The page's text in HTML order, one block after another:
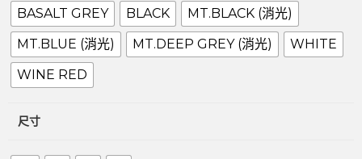
BASALT GREY BLACK
MT.BLACK (消光)
MT.BLUE (消光)
MT.DEEP GREY (消光)
WHITE
WINE RED
尺寸